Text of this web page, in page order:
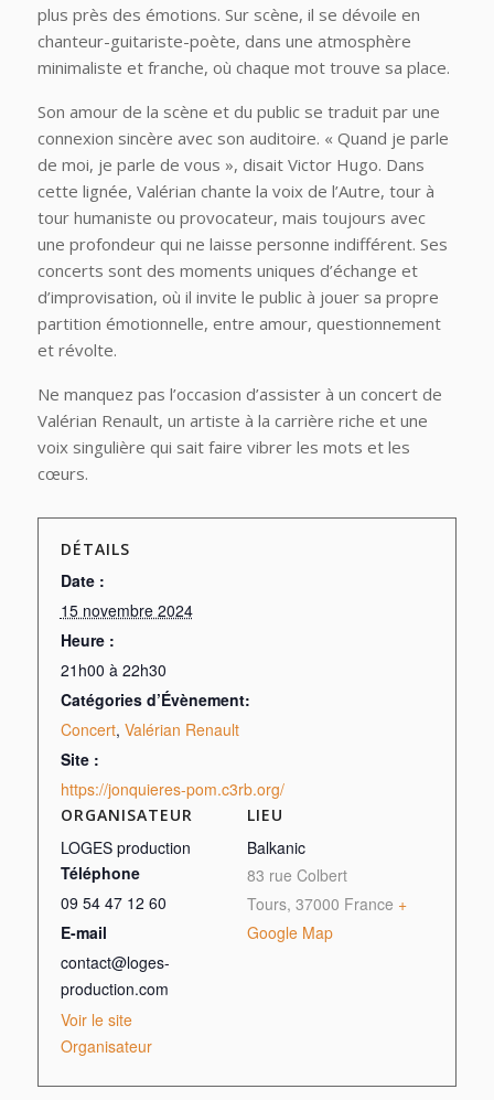
plus près des émotions. Sur scène, il se dévoile en
chanteur-guitariste-poète, dans une atmosphère
minimaliste et franche, où chaque mot trouve sa place.
Son amour de la scène et du public se traduit par une
connexion sincère avec son auditoire. « Quand je parle
de moi, je parle de vous », disait Victor Hugo. Dans
cette lignée, Valérian chante la voix de l’Autre, tour à
tour humaniste ou provocateur, mais toujours avec
une profondeur qui ne laisse personne indifférent. Ses
concerts sont des moments uniques d’échange et
d’improvisation, où il invite le public à jouer sa propre
partition émotionnelle, entre amour, questionnement
et révolte.
Ne manquez pas l’occasion d’assister à un concert de
Valérian Renault, un artiste à la carrière riche et une
voix singulière qui sait faire vibrer les mots et les
cœurs.
DÉTAILS
Date :
15 novembre 2024
Heure :
21h00 à 22h30
Catégories d’Évènement:
Concert, Valérian Renault
Site :
https://jonquieres-pom.c3rb.org/
LIEU
Balkanic
83 rue Colbert
Tours, 37000 France +
Google Map
ORGANISATEUR
LOGES production
Téléphone
09 54 47 12 60
E-mail
contact@loges-
production.com
Voir le site
Organisateur